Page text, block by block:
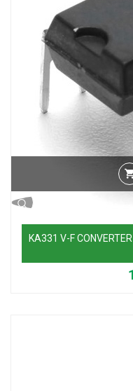
KA331 V-F CONVERTER